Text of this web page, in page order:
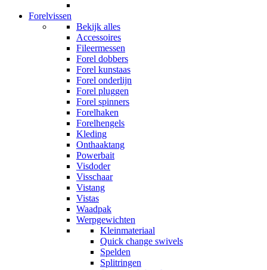
Forelvissen
Bekijk alles
Accessoires
Fileermessen
Forel dobbers
Forel kunstaas
Forel onderlijn
Forel pluggen
Forel spinners
Forelhaken
Forelhengels
Kleding
Onthaaktang
Powerbait
Visdoder
Visschaar
Vistang
Vistas
Waadpak
Werpgewichten
Kleinmateriaal
Quick change swivels
Spelden
Splitringen